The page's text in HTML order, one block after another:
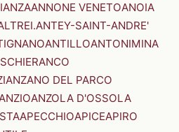
ANNONE VENETOANOIA
ANTEY-SAINT-ANDRE'
ANTILLOANTONIMINA
ANZANO DEL PARCO
ANZOLA D'OSSOLA
APECCHIOAPICEAPIRO